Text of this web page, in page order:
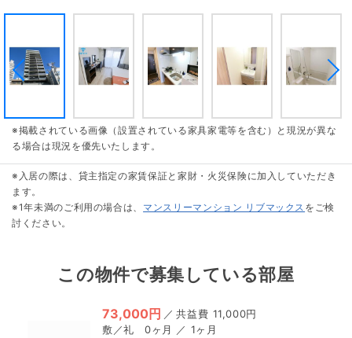
※掲載されている画像（設置されている家具家電等を含む）と現況が異な
る場合は現況を優先いたします。
※入居の際は、貸主指定の家賃保証と家財・火災保険に加入していただき
ます。
※1年未満のご利用の場合は、 マンスリーマンション リブマックス をご検
討ください。
この物件で募集している部屋
73,000円 ／
11,000円
0ヶ月 ／ 1ヶ月